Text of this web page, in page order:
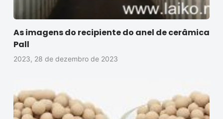
As imagens do recipiente do anel de cerâmica
Pall
2023, 28 de dezembro de 2023